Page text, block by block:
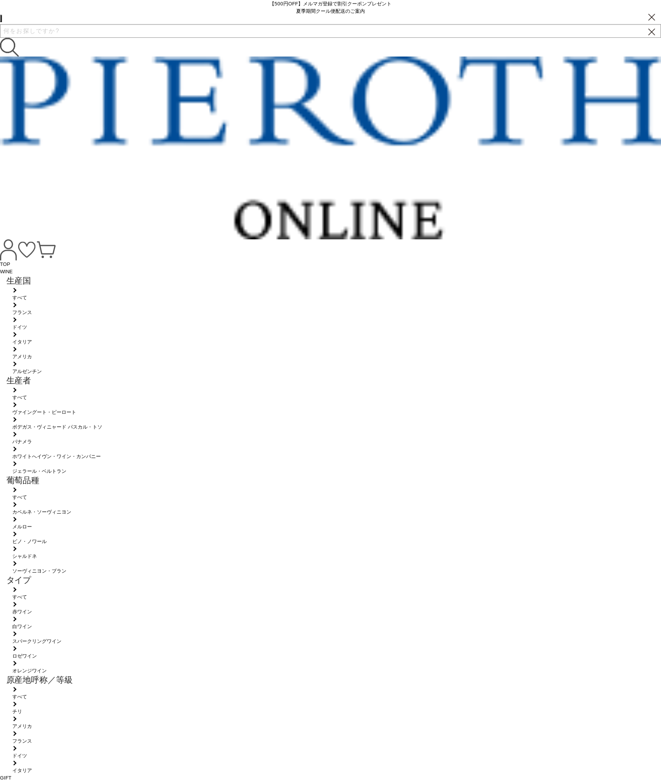
【500円OFF】メルマガ登録で割引クーポンプレゼント
夏季期間クール便配送のご案内
TOP
WINE
生産国
すべて
フランス
ドイツ
イタリア
アメリカ
アルゼンチン
生産者
すべて
ヴァイングート・ピーロート
ボデガス・ヴィニャード パスカル・トソ
パナメラ
ホワイトへイヴン・ワイン・カンパニー
ジェラール・ベルトラン
葡萄品種
すべて
カベルネ・ソーヴィニヨン
メルロー
ピノ・ノワール
シャルドネ
ソーヴィニヨン・ブラン
タイプ
すべて
赤ワイン
白ワイン
スパークリングワイン
ロゼワイン
オレンジワイン
原産地呼称／等級
すべて
チリ
アメリカ
フランス
ドイツ
イタリア
GIFT